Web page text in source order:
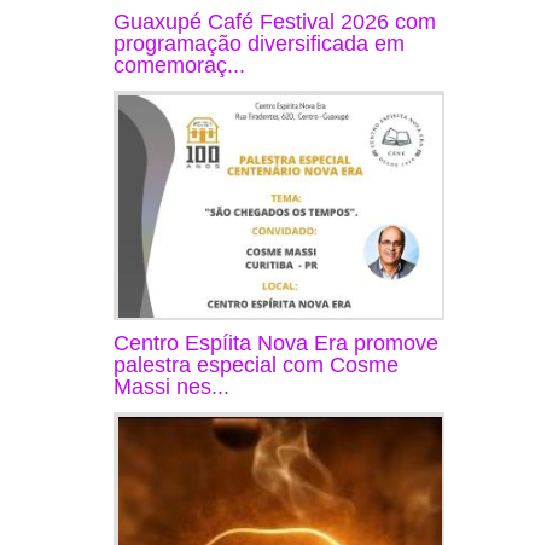
Guaxupé Café Festival 2026 com
programação diversificada em
comemoraç...
Centro Espíita Nova Era promove
palestra especial com Cosme
Massi nes...